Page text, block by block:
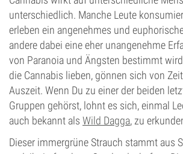
unterschiedlich. Manche Leute
erleben ein angenehmes und
andere dabei eine eher unangenehme
von Paranoia und Ängsten bestimmt
die Cannabis lieben, gönnen sich von
Auszeit. Wenn Du zu einer der beiden
Gruppen gehörst, lohnt es sich, einmal
auch bekannt als Wild Dagga, zu
Dieser immergrüne Strauch stammt aus